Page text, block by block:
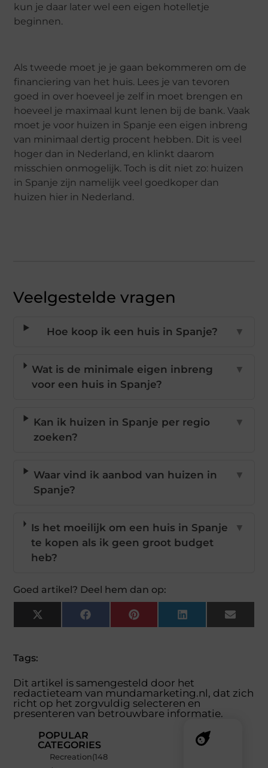
kun je daar later wel een eigen hotelletje
beginnen.
Als tweede moet je je gaan bekommeren om de
financiering van het huis. Lees je van tevoren
goed in over hoeveel je zelf in moet brengen en
hoeveel je maximaal kunt lenen bij de bank. Vaak
moet je voor huizen in Spanje een eigen inbreng
van minimaal dertig procent hebben. Dit is veel
hoger dan in Nederland, en klinkt daarom
misschien onmogelijk. Toch is dit niet zo: huizen
in Spanje zijn namelijk veel goedkoper dan
huizen hier in Nederland.
Veelgestelde vragen
Hoe koop ik een huis in Spanje? ▼
Wat is de minimale eigen inbreng
voor een huis in Spanje?
▼
Kan ik huizen in Spanje per regio
zoeken?
▼
Waar vind ik aanbod van huizen in
Spanje?
▼
Is het moeilijk om een huis in Spanje
te kopen als ik geen groot budget
heb?
▼
Goed artikel? Deel hem dan op:
X
(Twitter)
FacebookPinterestLinkedInEmail
Tags:
Dit artikel is samengesteld door het
redactieteam van mundamarketing.nl, dat zich
richt op het zorgvuldig selecteren en
presenteren van betrouwbare informatie.
POPULAR
CATEGORIES
Recreation(148